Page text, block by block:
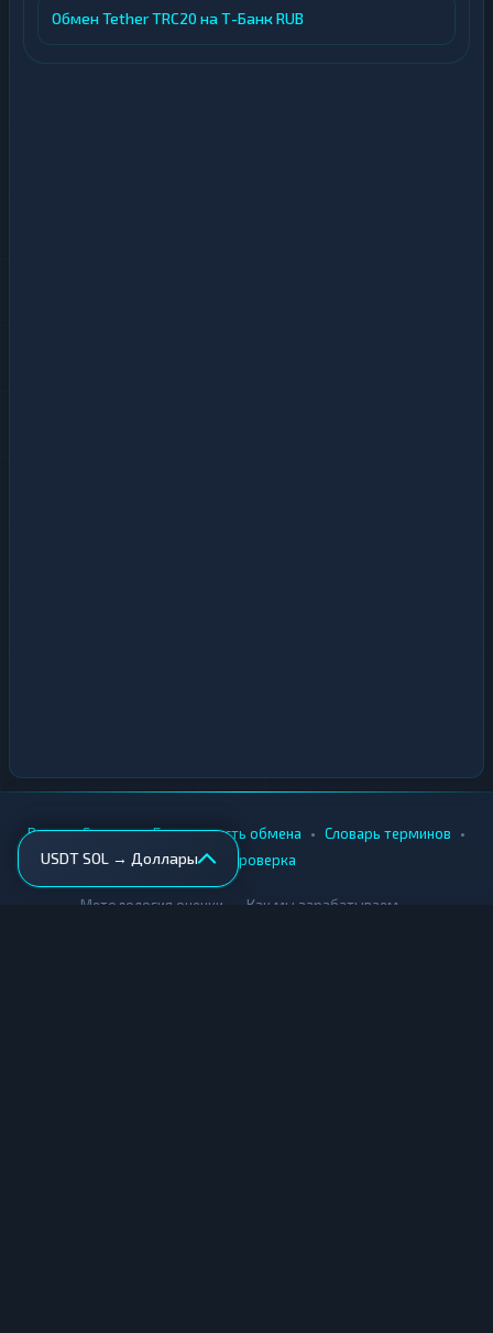
Обмен Tether TRC20 на Т-Банк RUB
USDT SOL → Доллары
Вики • Города • Безопасность обмена • Словарь терминов •
AML-проверка
Методология оценки Как мы зарабатываем